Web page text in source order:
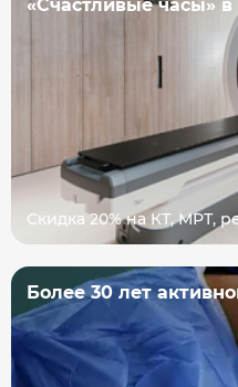
«Счастливые часы»
Скидка 20% на КТ, МРТ,
Более 30 лет